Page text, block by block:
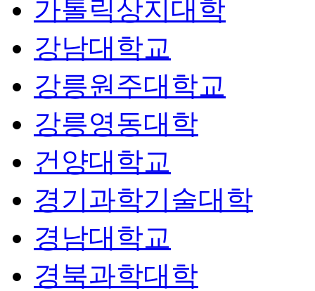
가톨릭상지대학
강남대학교
강릉원주대학교
강릉영동대학
건양대학교
경기과학기술대학
경남대학교
경북과학대학